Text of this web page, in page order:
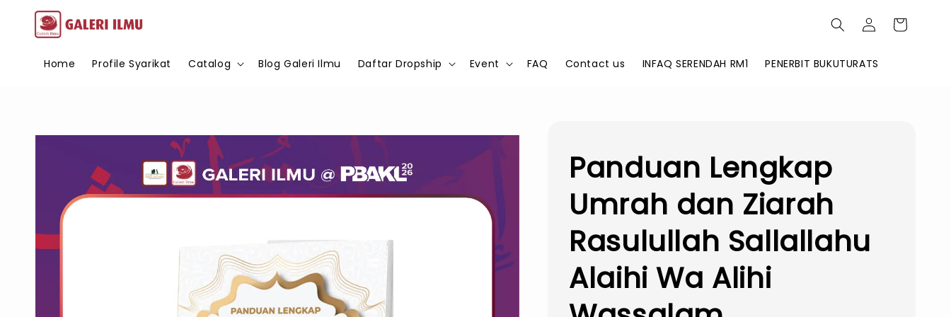
Home Profile Syarikat Catalog Blog Galeri Ilmu Daftar Dropship Event FAQ Contact us INFAQ SERENDAH RM1 PENERBIT BUKUTURATS
Panduan Lengkap
Umrah dan Ziarah
Rasulullah Sallallahu
Alaihi Wa Alihi